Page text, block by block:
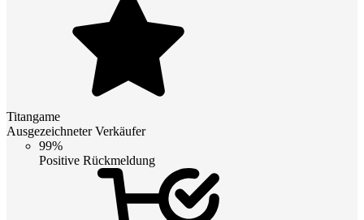
Titangame
Ausgezeichneter Verkäufer
99%
Positive Rückmeldung